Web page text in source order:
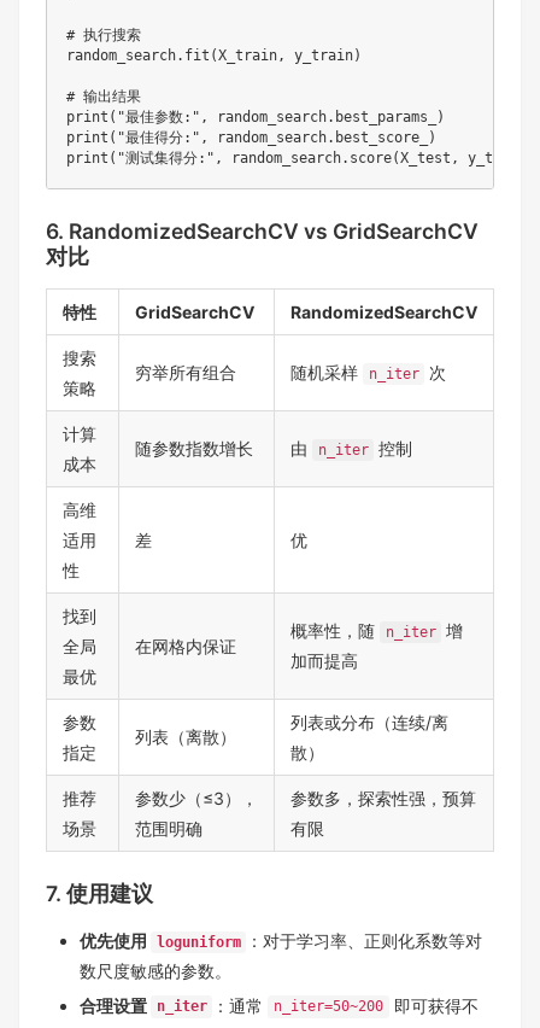
# 执行搜索
random_search. fit (X_train, y_train)
# 输出结果
print ( "最佳参数:" , random_search. best_params_
)
print ( "最佳得分:" , random_search. best_score_
)
print ( "测试集得分:" , random_search. score(X_test , y_test
6. RandomizedSearchCV vs GridSearchCV
对比
特性 GridSearchCV RandomizedSearchCV
搜索
策略
穷举所有组合 随机采样 n_iter 次
计算
成本
随参数指数增长 由 n_iter 控制
高维
适用
性
差 优
找到
全局
最优
在网格内保证
概率性，随 n_iter 增
加而提高
参数
指定
列表（离散）
列表或分布（连续/离
散）
推荐
场景
参数少（≤3），
范围明确
参数多，探索性强，预算
有限
7. 使用建议
优先使用 loguniform
：对于学习率、正则化系数等对
数尺度敏感的参数。
合理设置
n_iter ：通常 n_iter=50~200
即可获得不